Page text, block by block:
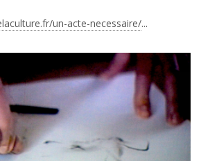
un-acte-necessaire/